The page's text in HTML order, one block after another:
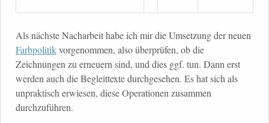
Als nächste Nacharbeit habe ich mir die Umsetzung der neuen
Farbpolitikvorgenommen, also überprüfen, ob die
Zeichnungen zu erneuern sind, und dies ggf. tun. Dann erst
werden auch die Begleittexte durchgesehen. Es hat sich als
unpraktisch erwiesen, diese Operationen zusammen
durchzuführen.